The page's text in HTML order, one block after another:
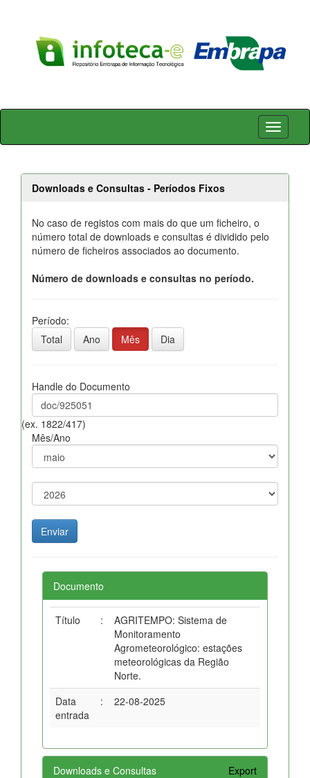
Skip
Downloads e Consultas - Períodos Fixos
No caso de registos com mais do que um ficheiro, o
número total de downloads e consultas é dividido pelo
número de ficheiros associados ao documento.
Número de downloads e consultas no período.
Período:
Total
Ano Mês Dia
Handle do Documento
(ex. 1822/417)
Mês/Ano
Documento
Título :
AGRITEMPO: Sistema de
Monitoramento
Agrometeorológico: estações
meteorológicas da Região
Norte.
Data
entrada
: 22-08-2025
Downloads e Consultas Export